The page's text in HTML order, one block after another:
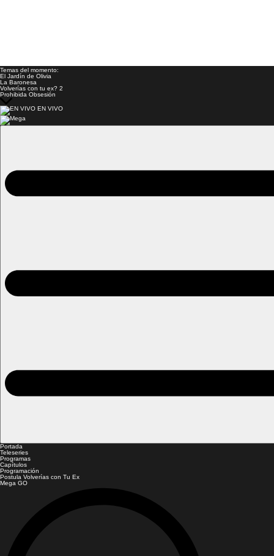
Temas del momento:
El Jardín de Olivia
La Baronesa
Volverías con tu ex? 2
Prohibida Obsesión
EN VIVO
Portada
Teleseries
Programas
Capítulos
Programación
Postula Volverías con Tu Ex
Mega GO